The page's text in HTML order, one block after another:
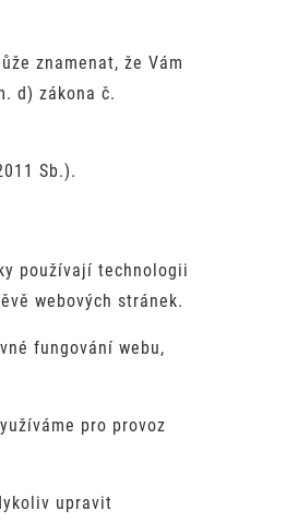
znamenat, že Vám
d) zákona č.
Sb.).
používají technologii
webových stránek.
fungování webu,
pro provoz
upravit